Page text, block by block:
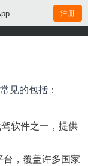
注册
见的包括：
软件之一，提供
台，覆盖许多国家